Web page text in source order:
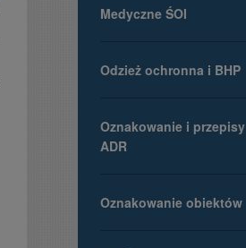
Medyczne ŚOI
Odzież ochronna i BHP
Oznakowanie i przepisy
ADR
Oznakowanie obiektów